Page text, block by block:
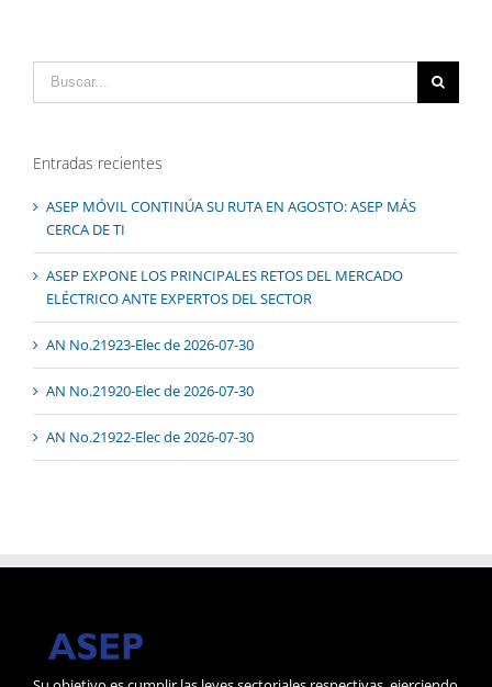
Buscar:
Entradas recientes
ASEP MÓVIL CONTINÚA SU RUTA EN AGOSTO: ASEP MÁS
CERCA DE TI
ASEP EXPONE LOS PRINCIPALES RETOS DEL MERCADO
ELÉCTRICO ANTE EXPERTOS DEL SECTOR
AN No.21923-Elec de 2026-07-30
AN No.21920-Elec de 2026-07-30
AN No.21922-Elec de 2026-07-30